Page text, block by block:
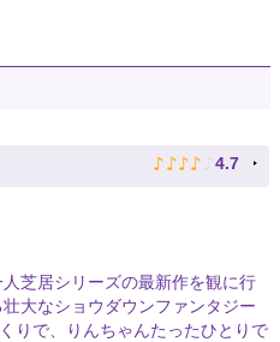
♪ ♪ ♪ ♪ ♪ 4.7
芝居シリーズの最新作を観に行
大なショウダウンファンタジー
りで、りんちゃんたったひとりで